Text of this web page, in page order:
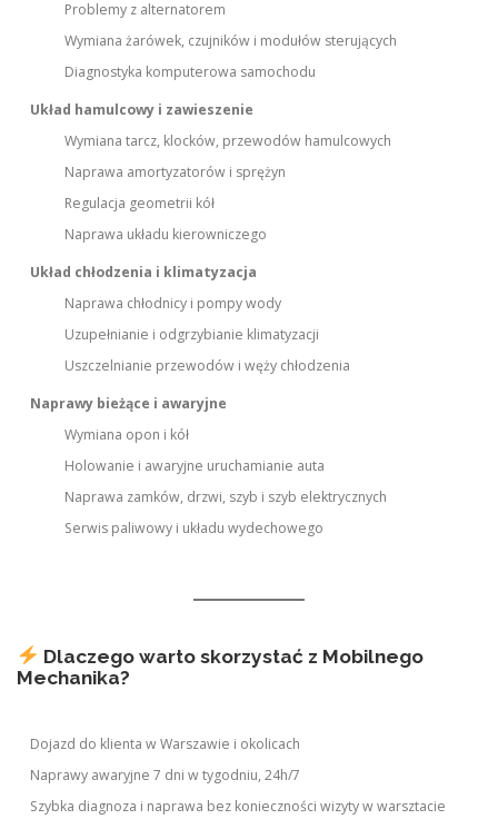
Problemy z alternatorem
Wymiana żarówek, czujników i modułów sterujących
Diagnostyka komputerowa samochodu
Układ hamulcowy i zawieszenie
Wymiana tarcz, klocków, przewodów hamulcowych
Naprawa amortyzatorów i sprężyn
Regulacja geometrii kół
Naprawa układu kierowniczego
Układ chłodzenia i klimatyzacja
Naprawa chłodnicy i pompy wody
Uzupełnianie i odgrzybianie klimatyzacji
Uszczelnianie przewodów i węży chłodzenia
Naprawy bieżące i awaryjne
Wymiana opon i kół
Holowanie i awaryjne uruchamianie auta
Naprawa zamków, drzwi, szyb i szyb elektrycznych
Serwis paliwowy i układu wydechowego
Dlaczego warto skorzystać z Mobilnego
Mechanika?
Dojazd do klienta w Warszawie i okolicach
Naprawy awaryjne 7 dni w tygodniu, 24h/7
Szybka diagnoza i naprawa bez konieczności wizyty w warsztacie